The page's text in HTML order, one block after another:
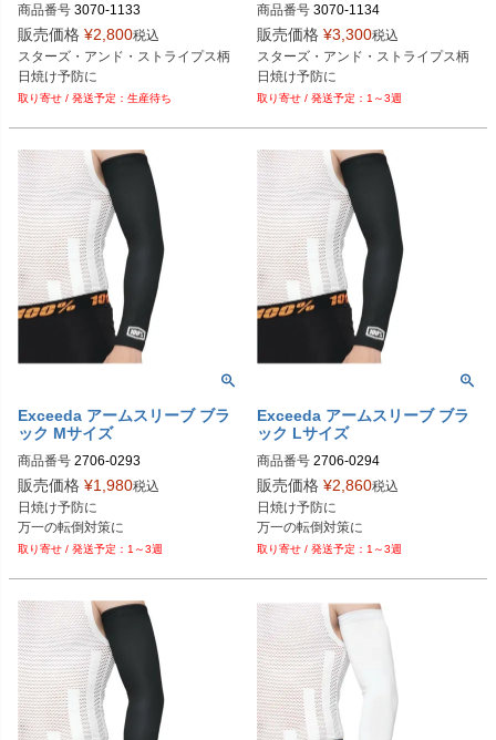
商品番号 3070-1133
M型番：MD408MD
ZANheadgear（ZANヘッドギア）
販売価格 ¥2,800税込
スターズ・アンド・ストライプス柄
日焼け予防に
生産待ち
商品番号 3070-1134
M型番：AL408LG
ZANheadgear（ZANヘッドギア）
販売価格 ¥3,300税込
スターズ・アンド・ストライプス柄
日焼け予防に
1～3週
Exceeda アームスリーブ ブラ
ック Mサイズ
商品番号 2706-0293
M型番：40055-00001
Exceeda
販売価格 ¥1,980税込
日焼け予防に
万一の転倒対策に
1～3週
Exceeda アームスリーブ ブラ
ック Lサイズ
商品番号 2706-0294
M型番：40055-00002
Exceeda
販売価格 ¥2,860税込
日焼け予防に
万一の転倒対策に
1～3週